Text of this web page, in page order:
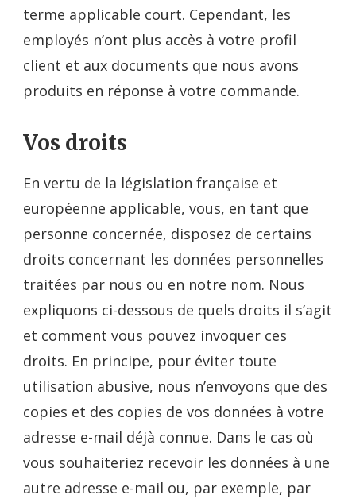
terme applicable court. Cependant, les
employés n’ont plus accès à votre profil
client et aux documents que nous avons
produits en réponse à votre commande.
Vos droits
En vertu de la législation française et
européenne applicable, vous, en tant que
personne concernée, disposez de certains
droits concernant les données personnelles
traitées par nous ou en notre nom. Nous
expliquons ci-dessous de quels droits il s’agit
et comment vous pouvez invoquer ces
droits. En principe, pour éviter toute
utilisation abusive, nous n’envoyons que des
copies et des copies de vos données à votre
adresse e-mail déjà connue. Dans le cas où
vous souhaiteriez recevoir les données à une
autre adresse e-mail ou, par exemple, par